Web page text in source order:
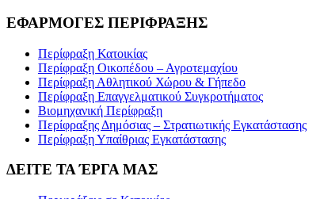
ΕΦΑΡΜΟΓΕΣ ΠΕΡΙΦΡΑΞΗΣ
Περίφραξη Κατοικίας
Περίφραξη Οικοπέδου – Αγροτεμαχίου
Περίφραξη Αθλητικού Χώρου & Γήπεδο
Περίφραξη Επαγγελματικού Συγκροτήματος
Βιομηχανική Περίφραξη
Περίφραξης Δημόσιας – Στρατιωτικής Εγκατάστασης
Περίφραξη Υπαίθριας Εγκατάστασης
ΔΕΙΤΕ ΤΑ ΈΡΓΑ ΜΑΣ